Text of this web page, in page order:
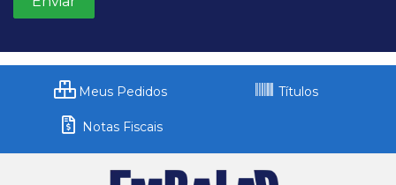
Meus Pedidos Títulos
Notas Fiscais